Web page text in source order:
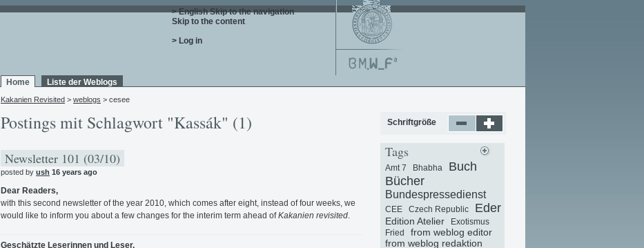
> English Skip to the navigation.
Skip to the content.
> Log in
Home Liste der Weblogs
Kakanien Revisited > weblogs > cesee
Postings mit Schlagwort "Kassák" (1)
Newsletter 101 (03/10)
posted by ush 16 years ago
Dear Readers,
with this second newsletter of the year 2010, which comes after eight, instead of four weeks, we
would like to inform you about a few changes for the interim term ahead ofKakanien revisited
Geschätzte Leserinnen und Leser,
Schriftgröße
Tags
Amt 7 Bhabha
Buch
Bücher
Bundespressedienst
CEE Czech Republic Eder
Edition Atelier
Exotismus
Fried
from weblog editor
from weblog redaktion